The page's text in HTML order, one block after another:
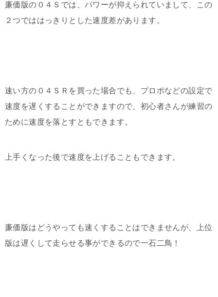
廉価版の０４Ｓでは、パワーが抑えられていまして、この
２つでははっきりとした速度差があります。
速い方の０４ＳＲを買った場合でも、プロポなどの設定で
速度を遅くすることができますので、初心者さんが練習の
ために速度を落とすともできます。
上手くなった後で速度を上げることもできます。
廉価版はどうやっても速くすることはできませんが、上位
版は遅くして走らせる事ができるので一石二鳥！